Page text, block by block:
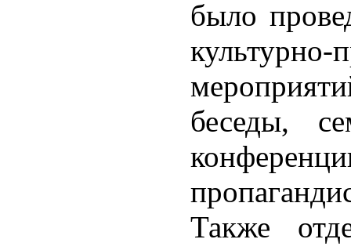
было
культурно-
беседы,
Также